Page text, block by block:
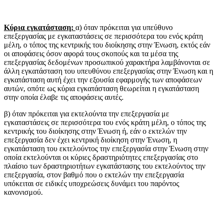
Κύρια εγκατάσταση: α) όταν πρόκειται για υπεύθυνο
επεξεργασίας με εγκαταστάσεις σε περισσότερα του ενός κράτη
μέλη, ο τόπος της κεντρικής του διοίκησης στην Ένωση, εκτός εάν
οι αποφάσεις όσον αφορά τους σκοπούς και τα μέσα της
επεξεργασίας δεδομένων προσωπικού χαρακτήρα λαμβάνονται σε
άλλη εγκατάσταση του υπευθύνου επεξεργασίας στην Ένωση και η
εγκατάσταση αυτή έχει την εξουσία εφαρμογής των αποφάσεων
αυτών, οπότε ως κύρια εγκατάσταση θεωρείται η εγκατάσταση
στην οποία έλαβε τις αποφάσεις αυτές.
β) όταν πρόκειται για εκτελούντα την επεξεργασία με
εγκαταστάσεις σε περισσότερα του ενός κράτη μέλη, ο τόπος της
κεντρικής του διοίκησης στην Ένωση ή, εάν ο εκτελών την
επεξεργασία δεν έχει κεντρική διοίκηση στην Ένωση, η
εγκατάσταση του εκτελούντος την επεξεργασία στην Ένωση στην
οποία εκτελούνται οι κύριες δραστηριότητες επεξεργασίας στο
πλαίσιο των δραστηριοτήτων εγκατάστασης του εκτελούντος την
επεξεργασία, στον βαθμό που ο εκτελών την επεξεργασία
υπόκειται σε ειδικές υποχρεώσεις δυνάμει του παρόντος
κανονισμού.